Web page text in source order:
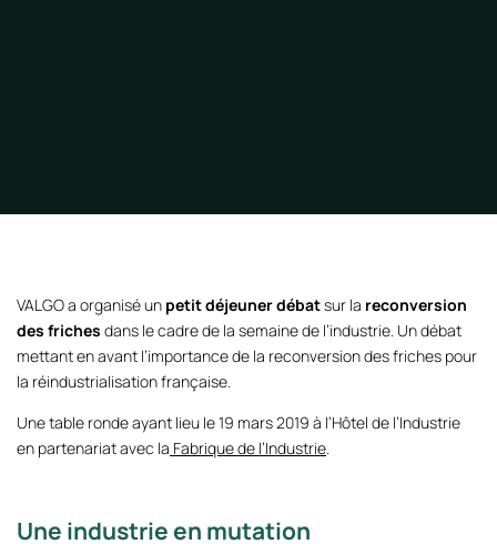
VALGO a organisé un petit déjeuner débatsur la reconversion
des friches dans le cadre de la semaine de l’industrie. Un débat
mettant en avant l’importance de la reconversion des friches pour
la réindustrialisation française.
Une table ronde ayant lieu le 19 mars 2019 à l’Hôtel de l’Industrie
en partenariat avec la Fabrique de l’Industrie.
Une industrie en mutation